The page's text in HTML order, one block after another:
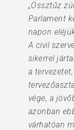
„Össztűz
Parlament
napon
A civil
sikerrel
a
vége, a
azonban
várhatóan